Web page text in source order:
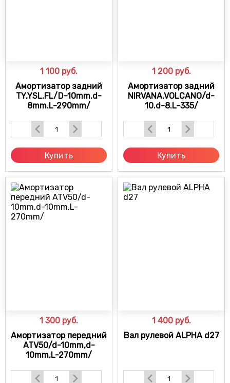
1 100 руб.
Амортизатор задний
TY,YSL,FL/D-10mm.d-
8mm.L-290mm/
Купить
1 200 руб.
Амортизатор задний
NIRVANA.VOLCANO/d-
10.d-8.L-335/
Купить
1 300 руб.
Амортизатор передний
ATV50/d-10mm,d-
10mm,L-270mm/
1 400 руб.
Вал рулевой ALPHA d27